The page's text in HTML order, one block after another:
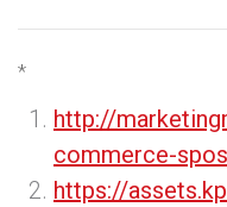
*
http://
commerce-
https://